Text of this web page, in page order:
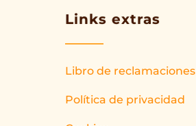
Links extras
Libro de reclamaciones
Política de privacidad